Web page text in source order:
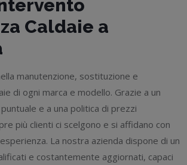
Caldaie a
manutenzione, sostituzione e
di ogni marca e modello. Grazie a un
e a una politica di prezzi
più clienti ci scelgono e si affidano con
La nostra azienda dispone di un
e costantemente aggiornati, capaci